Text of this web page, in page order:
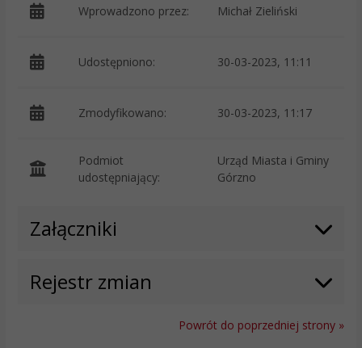
Wprowadzono przez: Michał Zieliński
Udostępniono: 30-03-2023, 11:11
Zmodyfikowano: 30-03-2023, 11:17
Podmiot
udostępniający:
Urząd Miasta i Gminy
Górzno
Załączniki
Rejestr zmian
Powrót do poprzedniej strony »